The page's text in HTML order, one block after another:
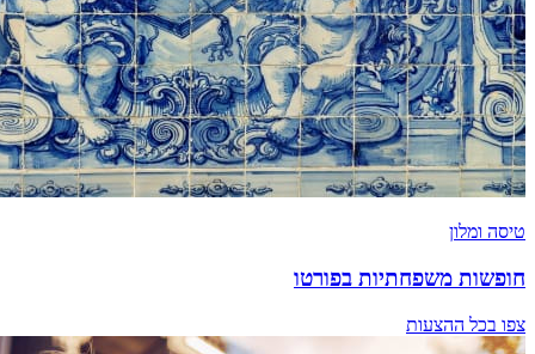
טיסה ומלון
חופשות משפחתיות בפורטו
צפו בכל ההצעות